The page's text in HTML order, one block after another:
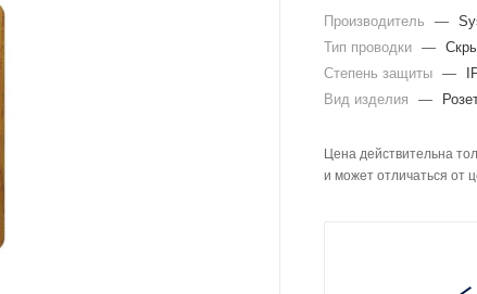
Производитель —
Тип проводки —
Степень защиты —
Вид изделия
—
Цена действительна
и может отличаться от